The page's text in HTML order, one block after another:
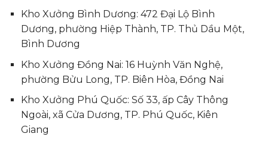
Kho Xưởng Bình Dương: 472 Đại Lộ Bình
Dương, phường Hiệp Thành, TP. Thủ Dầu Một,
Bình Dương
Kho Xưởng Đồng Nai: 16 Huỳnh Văn Nghệ,
phường Bửu Long, TP. Biên Hòa, Đồng Nai
Kho Xưởng Phú Quốc: Số 33, ấp Cây Thông
Ngoài, xã Cửa Dương, TP. Phú Quốc, Kiên
Giang